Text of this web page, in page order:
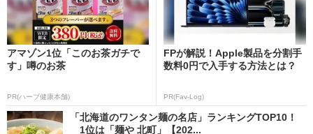
アマゾン1位「このお茶ガチで
す」噂のお茶
PR(ハーブ健康本舗)
FPが解説！Apple製品を分割手
数料0円で入手する方法とは？
PR(Fav-Log)
「北海道のワンタン麺の名店」ランキングTOP10！
1位は「麺や 北町」【202...